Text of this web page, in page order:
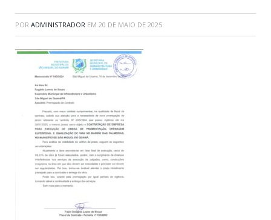
POR ADMINISTRADOR EM 20 DE MAIO DE 2025